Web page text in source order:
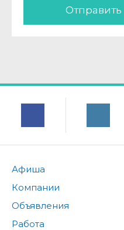
Отправить
Афиша
Компании
Объявления
Работа